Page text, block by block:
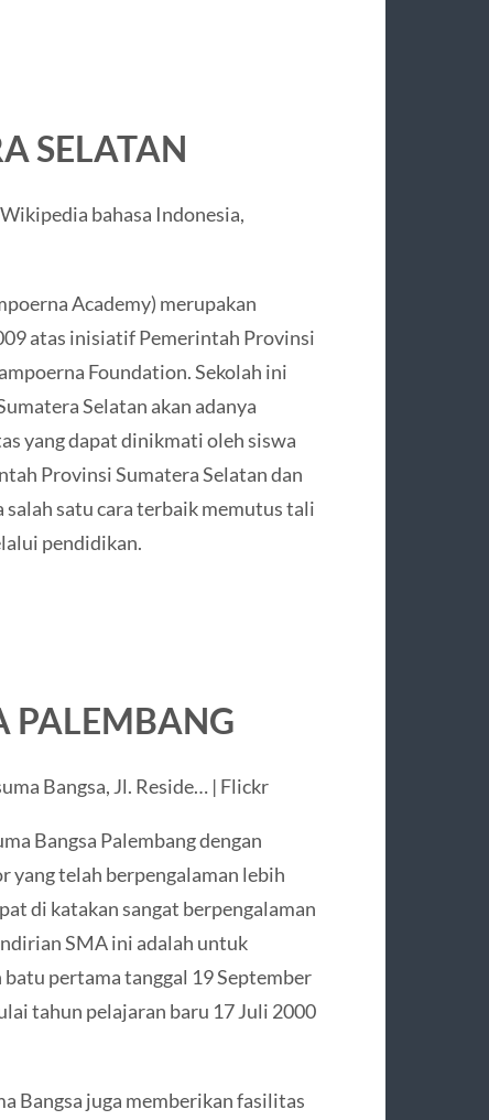
SELATAN
Academy) merupakan
atas inisiatif Pemerintah Provinsi
Foundation. Sekolah ini
Selatan akan adanya
yang dapat dinikmati oleh siswa
Provinsi Sumatera Selatan dan
satu cara terbaik memutus tali
pendidikan.
PALEMBANG
Bangsa Palembang dengan
yang telah berpengalaman lebih
di katakan sangat berpengalaman
SMA ini adalah untuk
pertama tanggal 19 September
tahun pelajaran baru 17 Juli 2000
Bangsa juga memberikan fasilitas